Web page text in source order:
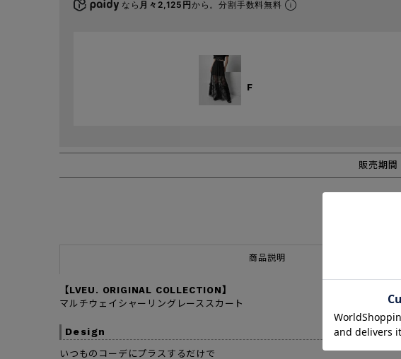
なら 月々2,125円から。分割手数料無料
F
販売期間
商品説明
【LVEU. ORIGINAL COLLECTION】
マルチウェイシャーリングレーススカート
Design
いつものコーデにプラスするだけで